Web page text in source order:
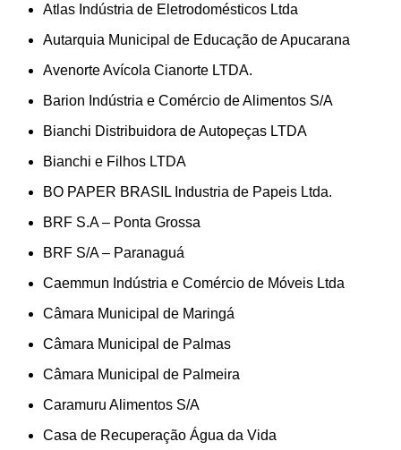
Atlas Indústria de Eletrodomésticos Ltda
Autarquia Municipal de Educação de Apucarana
Avenorte Avícola Cianorte LTDA.
Barion Indústria e Comércio de Alimentos S/A
Bianchi Distribuidora de Autopeças LTDA
Bianchi e Filhos LTDA
BO PAPER BRASIL Industria de Papeis Ltda.
BRF S.A – Ponta Grossa
BRF S/A – Paranaguá
Caemmun Indústria e Comércio de Móveis Ltda
Câmara Municipal de Maringá
Câmara Municipal de Palmas
Câmara Municipal de Palmeira
Caramuru Alimentos S/A
Casa de Recuperação Água da Vida